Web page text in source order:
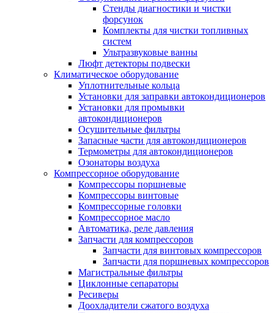
Стенды диагностики и чистки
форсунок
Комплекты для чистки топливных
систем
Ультразвуковые ванны
Люфт детекторы подвески
Климатическое оборудование
Уплотнительные кольца
Установки для заправки автокондиционеров
Установки для промывки
автокондиционеров
Осушительные фильтры
Запасные части для автокондиционеров
Термометры для автокондиционеров
Озонаторы воздуха
Компрессорное оборудование
Компрессоры поршневые
Компрессоры винтовые
Компрессорные головки
Компрессорное масло
Автоматика, реле давления
Запчасти для компрессоров
Запчасти для винтовых компрессоров
Запчасти для поршневых компрессоров
Магистральные фильтры
Циклонные сепараторы
Ресиверы
Доохладители сжатого воздуха